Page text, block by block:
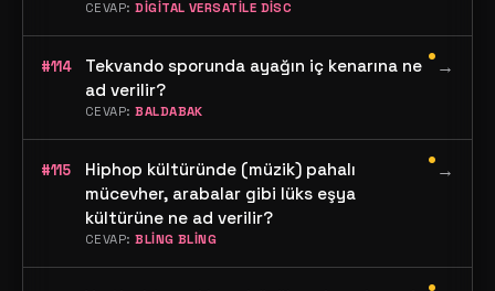
CEVAP:DİGİTAL VERSATİLE DİSC
#114
Tekvando sporunda ayağın iç kenarına ne
ad verilir?
CEVAP:BALDABAK
•→
#115
Hiphop kültüründe (müzik) pahalı
mücevher, arabalar gibi lüks eşya
kültürüne ne ad verilir?
CEVAP:BLİNG BLİNG
•→